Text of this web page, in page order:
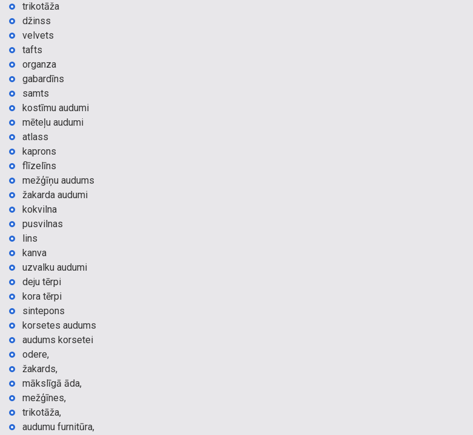
trikotāža
džinss
velvets
tafts
organza
gabardīns
samts
kostīmu audumi
mēteļu audumi
atlass
kaprons
flīzelīns
mežģīņu audums
žakarda audumi
kokvilna
pusvilnas
lins
kanva
uzvalku audumi
deju tērpi
kora tērpi
sintepons
korsetes audums
audums korsetei
odere,
žakards,
mākslīgā āda,
mežģīnes,
trikotāža,
audumu furnitūra,